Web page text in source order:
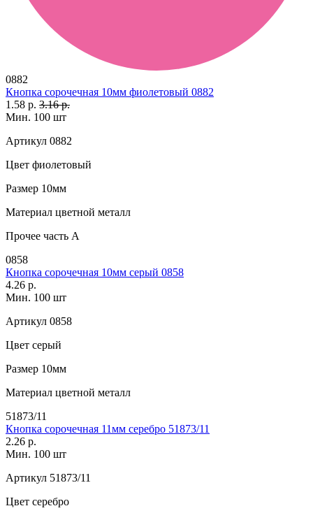
0882
Кнопка сорочечная 10мм фиолетовый 0882
1.58 р. 3.16 р.
Мин. 100 шт
Артикул 0882
Цвет фиолетовый
Размер 10мм
Материал цветной металл
Прочее часть A
0858
Кнопка сорочечная 10мм серый 0858
4.26 р.
Мин. 100 шт
Артикул 0858
Цвет серый
Размер 10мм
Материал цветной металл
51873/11
Кнопка сорочечная 11мм серебро 51873/11
2.26 р.
Мин. 100 шт
Артикул 51873/11
Цвет серебро